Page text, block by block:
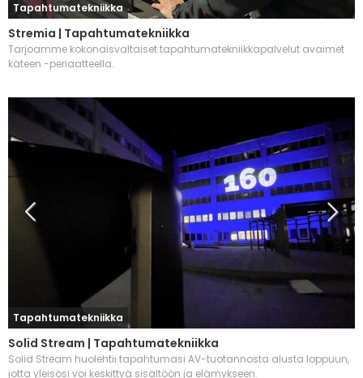
Tapahtumatekniikka
Stremia | Tapahtumatekniikka
Tarjoamme kokonaisvaltaiset tapahtumatekniikkapalvelut avaimet
käteen -periaatteella.
Tapahtumatekniikka
Solid Stream | Tapahtumatekniikka
Solid Stream huolehtii tapahtumasi AV-tuotannosta alusta loppuun,
jotta yleisösi voi keskittyä sisältöön ja elämykseen.